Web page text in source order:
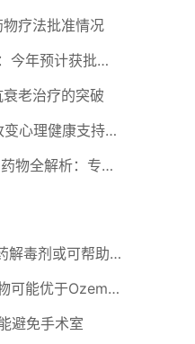
疗法批准情况
FDA药物审批管道：今年预计获批的关键新疗法
老治疗的突破
2026年技术如何改变心理健康支持的获取方式
2026年可用GLP-1药物全解析：专家指南
一种常见的过量用药解毒剂或可帮助重启心脏，但医生仍需更强有力的证据
一种实验性减肥药物可能优于Ozempic 这里介绍它的独特之处
避免手术室